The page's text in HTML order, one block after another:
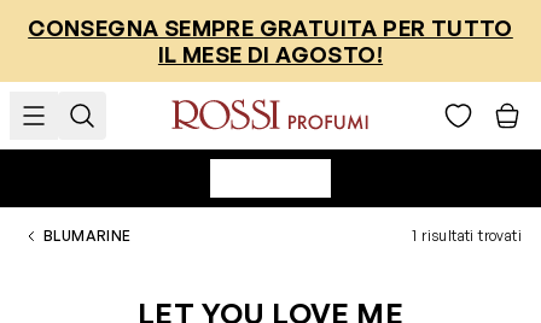
CONSEGNA SEMPRE GRATUITA PER TUTTO
IL MESE DI AGOSTO!
BLUMARINE 1 risultati trovati
LET YOU LOVE ME